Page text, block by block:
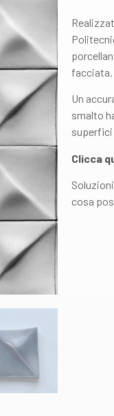
facciata.
Un
smalto
superfici
Clicca
cosa